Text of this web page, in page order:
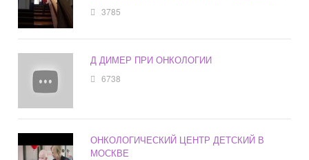
3785
Д ДИМЕР ПРИ ОНКОЛОГИИ
6738
ОНКОЛОГИЧЕСКИЙ ЦЕНТР ДЕТСКИЙ В
МОСКВЕ